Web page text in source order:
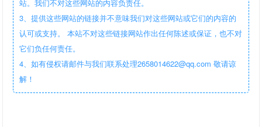
站。我们不对这些网站的内容负责任。
3、提供这些网站的链接并不意味我们对这些网站或它们的内容的
认可或支持。 本站不对这些链接网站作出任何陈述或保证，也不对
它们负任何责任。
4、如有侵权请邮件与我们联系处理2658014622@qq.com 敬请谅
解！